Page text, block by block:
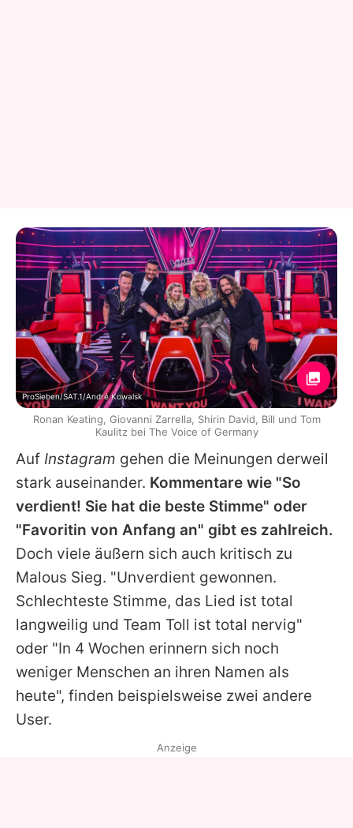
Auf Instagram gehen die Meinungen derweil
stark auseinander. Kommentare wie "So
verdient! Sie hat die beste Stimme" oder
"Favoritin von Anfang an" gibt es zahlreich.
Doch viele äußern sich auch kritisch zu
Malous Sieg. "Unverdient gewonnen.
Schlechteste Stimme, das Lied ist total
langweilig und Team Toll ist total nervig"
oder "In 4 Wochen erinnern sich noch
weniger Menschen an ihren Namen als
heute", finden beispielsweise zwei andere
User.
ProSieben/SAT.1/André Kowalsk
Ronan Keating, Giovanni Zarrella, Shirin David, Bill und Tom
Kaulitz bei The Voice of Germany
Anzeige